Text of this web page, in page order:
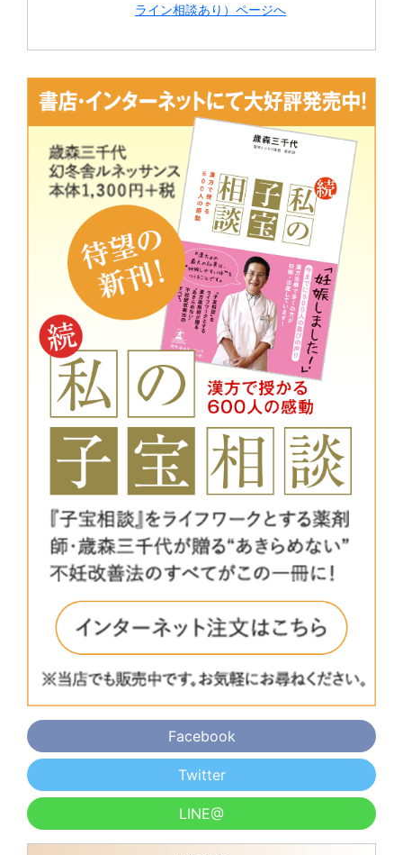
ライン相談あり）ページへ
Facebook
Twitter
LINE@